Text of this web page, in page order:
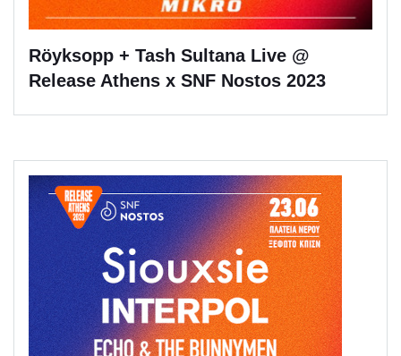
Röyksopp + Tash Sultana Live @
Release Athens x SNF Nostos 2023